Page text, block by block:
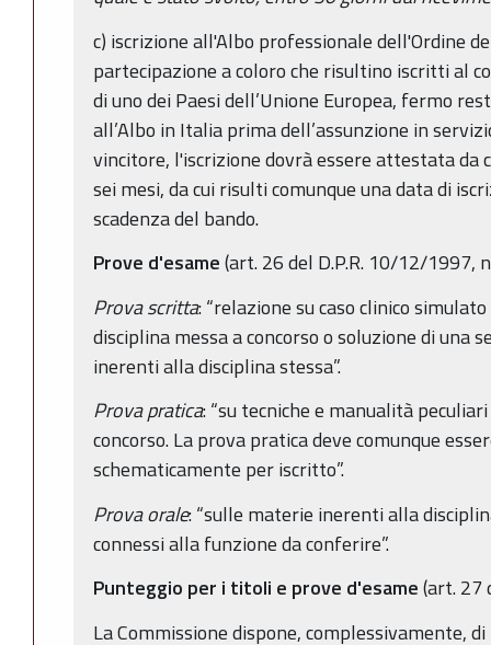
c) iscrizione all'Albo professionale dell'Ordine
partecipazione a coloro che risultino iscritti al
di uno dei Paesi dell’Unione Europea, fermo
all’Albo in Italia prima dell’assunzione in
vincitore, l'iscrizione dovrà essere attestata
sei mesi, da cui risulti comunque una data di
scadenza del bando.
Prove d'esame(art. 26 del D.P.R. 10/12/1997,
Prova scritta: “relazione su caso clinico
disciplina messa a concorso o soluzione di una
inerenti alla disciplina stessa”.
Prova pratica: “su tecniche e manualità
concorso. La prova pratica deve comunque
schematicamente per iscritto”.
Prova orale: “sulle materie inerenti alla
connessi alla funzione da conferire”.
Punteggio per i titoli e prove d'esame(art. 27
La Commissione dispone, complessivamente,